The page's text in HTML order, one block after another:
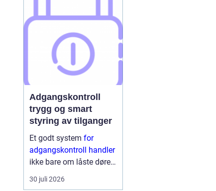
kännas både ...
Adgangskontroll
trygg og smart
styring av tilganger
Et godt system for
adgangskontroll handler
ikke bare om låste dører.
Det handler om å ha
oversikt, kunne styre
30 juli 2026